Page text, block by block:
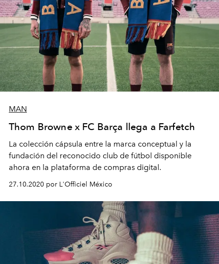
MAN
Thom Browne x FC Barça llega a Farfetch
La colección cápsula entre la marca conceptual y la
fundación del reconocido club de fútbol disponible
ahora en la plataforma de compras digital.
27.10.2020 por L'Officiel México